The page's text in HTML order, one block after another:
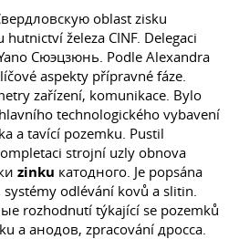
oblast zisku
železa CINF. Delegaci
Сюэцзюнь. Podle Alexandra
aspekty přípravné fáze.
zařízení, komunikace. Bylo
technologického vybavení
a tavící pozemku. Pustil
strojní uzly obnova
zinku катодного. Je popsána
odlévání kovů a slitin.
rozhodnutí týkající se pozemků
a анодов, zpracování дросса.